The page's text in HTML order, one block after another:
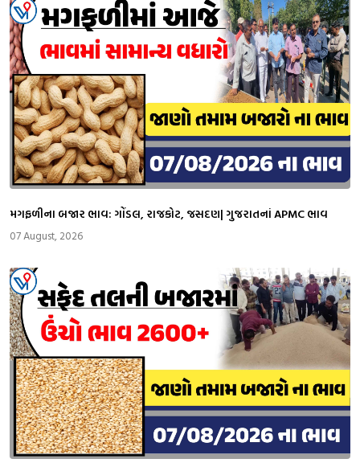
મગફળીના બજાર ભાવ: ગોંડલ, રાજકોટ, જસદણ| ગુજરાતનાં APMC ભાવ
07 August, 2026